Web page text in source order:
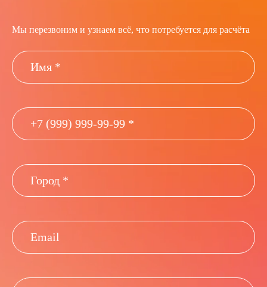
Мы перезвоним и узнаем всё, что потребуется для расчёта